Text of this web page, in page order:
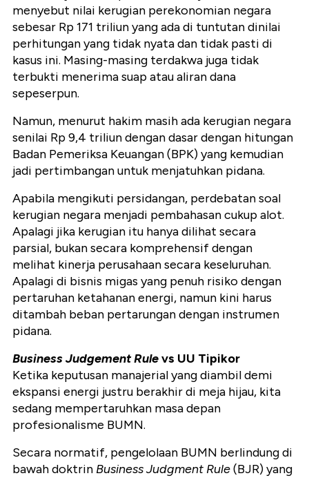
menyebut nilai kerugian perekonomian negara
sebesar Rp 171 triliun yang ada di tuntutan dinilai
perhitungan yang tidak nyata dan tidak pasti di
kasus ini. Masing-masing terdakwa juga tidak
terbukti menerima suap atau aliran dana
sepeserpun.
Namun, menurut hakim masih ada kerugian negara
senilai Rp 9,4 triliun dengan dasar dengan hitungan
Badan Pemeriksa Keuangan (BPK) yang kemudian
jadi pertimbangan untuk menjatuhkan pidana.
Apabila mengikuti persidangan, perdebatan soal
kerugian negara menjadi pembahasan cukup alot.
Apalagi jika kerugian itu hanya dilihat secara
parsial, bukan secara komprehensif dengan
melihat kinerja perusahaan secara keseluruhan.
Apalagi di bisnis migas yang penuh risiko dengan
pertaruhan ketahanan energi, namun kini harus
ditambah beban pertarungan dengan instrumen
pidana.
Business Judgement Rulevs UU Tipikor
Ketika keputusan manajerial yang diambil demi
ekspansi energi justru berakhir di meja hijau, kita
sedang mempertaruhkan masa depan
profesionalisme BUMN.
Secara normatif, pengelolaan BUMN berlindung di
bawah doktrin Business Judgment Rule(BJR) yang